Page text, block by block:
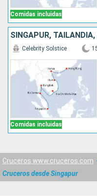
Comidas incluidas
SINGAPUR,
Comidas incluidas
Celebrity Solstice
Cruceros www.cruceros.com
Cruceros desde Singapur